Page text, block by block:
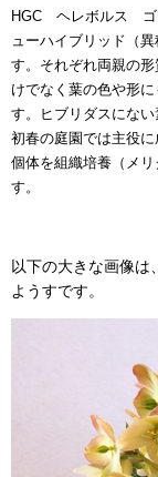
HGC ヘレボルス ゴ
ューハイブリッド（
す。それぞれ両親の
けでなく葉の色や形
す。ヒブリダスにな
初春の庭園では主役
個体を組織培養（メ
す。
以下の大きな画像は
ようすです。